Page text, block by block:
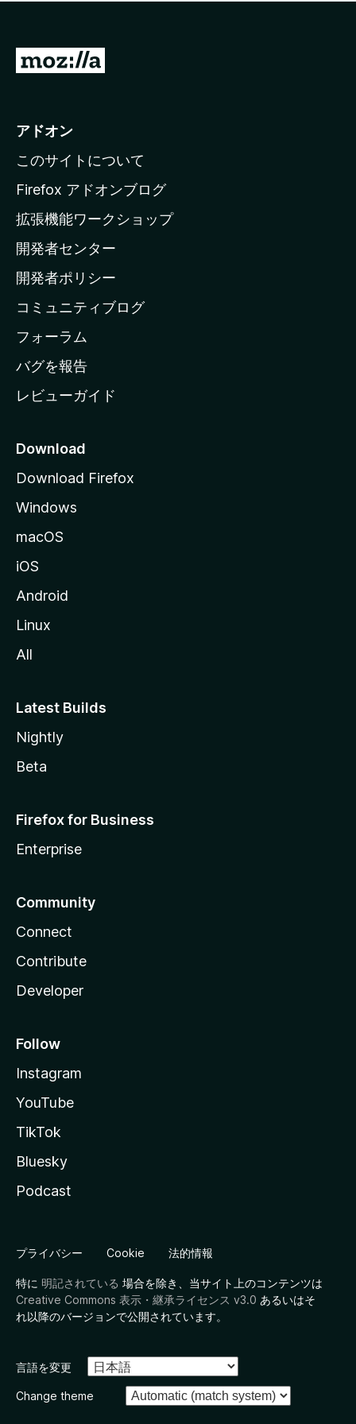
価
て
い
M
i
l
a
ホ
ー
ム
ー
ジ
へ
アドオン
このサイトについて
Firefox アドオンブログ
拡張機能ワークショップ
開発者センター
開発者ポリシー
コミュニティブログ
フォーラム
バグを報告
レビューガイド
Download
Download Firefox
Windows
macOS
iOS
Android
Linux
All
Latest Builds
Nightly
Beta
Firefox for Business
Enterprise
Community
Connect
Contribute
Developer
Follow
Instagram
YouTube
TikTok
Bluesky
Podcast
プライバシー Cookie 法的情報
特に 明記されている 場合を除き、当サイト上のコンテンツは
Creative Commons 表示・継承ライセンス v3.0 あるいはそ
れ以降のバージョンで公開されています。
言語を変更
Change theme